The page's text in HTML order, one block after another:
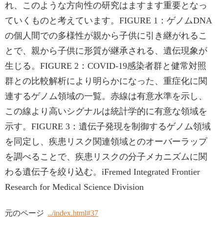
れ、このような方向性の研究はますます重要となっ
ていくものと考えています。FIGURE 1：ゲノムDNA
の個人間での多様性が親から子供に引き継がれるこ
とで、親から子供に形質が継承される、遺伝現象が
生じる。FIGURE 2：COVID-19感染者群と健常対照
群との比較解析により明らかになった、重症化に関
連するゲノム領域の一覧。赤線は有意水準を示し、
この線より高いシグナルは統計学的に有意な領域を
示す。FIGURE 3：遺伝子発現を制御するゲノム領域
を同定し、疾患リスク関連領域とのオーバーラップ
を調べることで、疾患リスクの分子メカニズムに関
わる遺伝子を絞り込む。iFremed Integrated Frontier
Research for Medical Science Division
元のページ ../index.html#37